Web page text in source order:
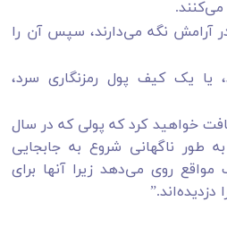
آرامش نگه می‌دارند، سپس آن را
یا یک کیف پول رمزنگاری سرد،
خواهید کرد که پولی که در سال
به طور ناگهانی شروع به جابجایی
روی می‌دهد زیرا آنها برای